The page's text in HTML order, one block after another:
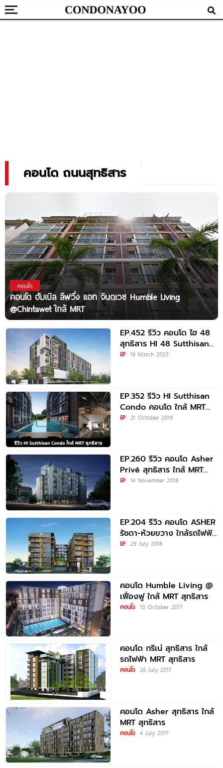
คอนโด ถนนสุทธิสาร
คอนโด
คอนโด ฮัมเบิล ลีฟวิ่ง แอท จินตเวช Humble Living
@Chintawet ใกล้ MRT
EP.452 รีวิว คอนโด ไฮ 48
สุทธิสาร HI 48 Sutthisan
ใกล้รถไฟฟ้า
EP 16 March 2023
EP.352 รีวิว HI Sutthisan
Condo คอนโด ใกล้ MRT
สุทธิสาร เริ่ม
EP 21 October 2019
EP.260 รีวิว คอนโด Asher
Privé สุทธิสาร ใกล้ MRT
สุทธิสาร 800
EP 14 November 2018
EP.204 รีวิว คอนโด ASHER
รัชดา-ห้วยขวาง ใกล้รถไฟฟ้า
MRT สุทธิสาร ราคาเริ่มต้นที่
EP 29 July 2018
คอนโด Humble Living @
เฟื่องฟู ใกล้ MRT สุทธิสาร
คอนโด 10 October 2017
คอนโด กรีเน่ สุทธิสาร ใกล้
รถไฟฟ้า MRT สุทธิสาร
คอนโด 26 July 2017
คอนโด Asher สุทธิสาร ใกล้
MRT สุทธิสาร
คอนโด 4 July 2017